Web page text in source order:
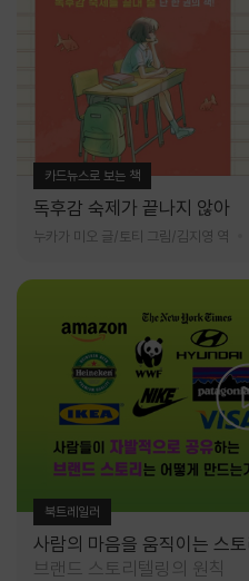
카드뉴스로 보는 책
독후감 숙제가 끝나지 않아
누카가 미오 글/토티 그림/김지영 역
북트레일러
사람의 마음을 움직이는 스토
브랜드 스토리텔링의 원칙